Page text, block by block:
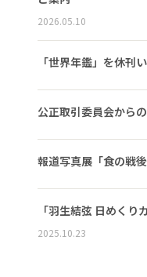
2026.05.10
「世界年鑑」を休刊
公正取引委員会から
報道写真展「食の戦
「羽生結弦 日めく
2025.10.23